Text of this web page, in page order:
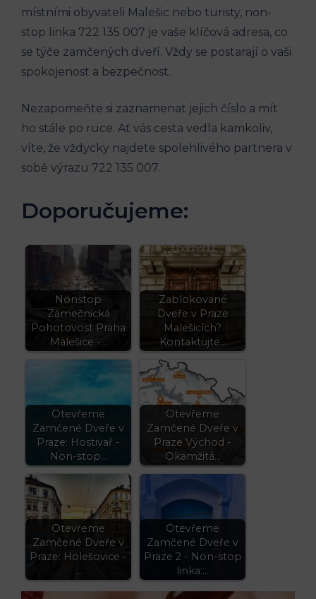
místními obyvateli Malešic nebo ⁤turisty, ​non-
stop linka 722 135 ⁢007 je vaše klíčová ‍adresa, co
se týče zamčených dveří.⁢ Vždy ⁣se postarají o vaši
spokojenost ‍a bezpečnost.
Nezapomeňte si⁢ zaznamenat jejich číslo a mít
ho stále po ruce. Ať vás cesta vedla kamkoliv,
víte, že vždycky najdete spolehlivého partnera v ​
sobě výrazu ‌722 135 007.
Doporučujeme:
Nonstop
Zámečnická
Pohotovost Praha
Malešice -…
Zablokované
Dveře v Praze
Malešicích?
Kontaktujte…
Otevřeme
Zamčené Dveře v
Praze: Hostivař -
Non-stop…
Otevřeme
Zamčené Dveře v
Praze Východ -
Okamžitá…
Otevřeme
Zamčené Dveře v
Praze: Holešovice -
…
Otevřeme
Zamčené Dveře v
Praze 2 - Non-stop
linka:…